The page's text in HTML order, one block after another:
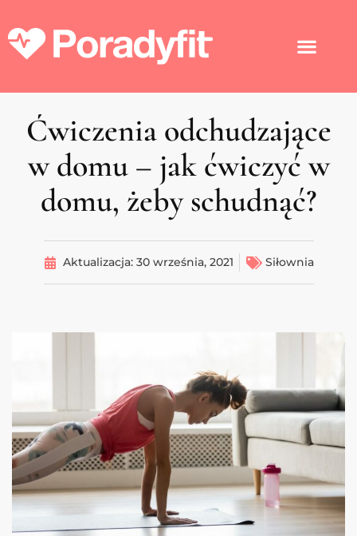
Ćwiczenia odchudzające
w domu – jak ćwiczyć w
domu, żeby schudnąć?
Aktualizacja: 30 września, 2021 Siłownia